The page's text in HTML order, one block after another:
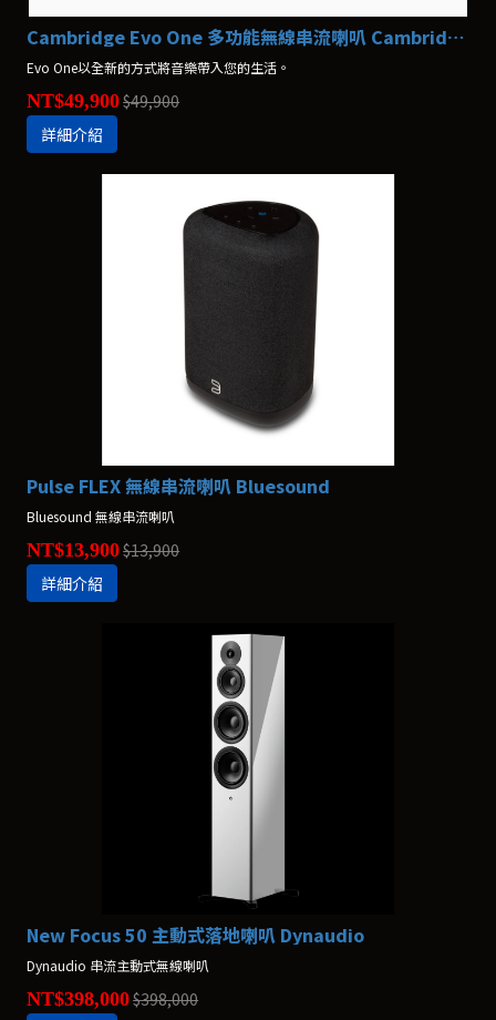
Cambridge Evo One 多功能無線串流喇叭 Cambridge Audio
Evo One以全新的方式將音樂帶入您的生活。
NT$49,900$49,900
詳細介紹
Pulse FLEX 無線串流喇叭 Bluesound
Bluesound 無線串流喇叭
NT$13,900$13,900
詳細介紹
New Focus 50 主動式落地喇叭 Dynaudio
Dynaudio 串流主動式無線喇叭
NT$398,000$398,000